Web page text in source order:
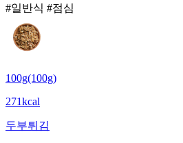
#일반식 #점심
100g(100g)
271kcal
두부튀김